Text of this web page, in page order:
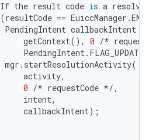
If the result code is a
(resultCode == EuiccManager .
PendingIntent callbackIntent
getContext(), 0 /*
PendingIntent.
mgr . startResolutionActivity(
activity,
0 /* requestCode */,
intent,
callbackIntent);